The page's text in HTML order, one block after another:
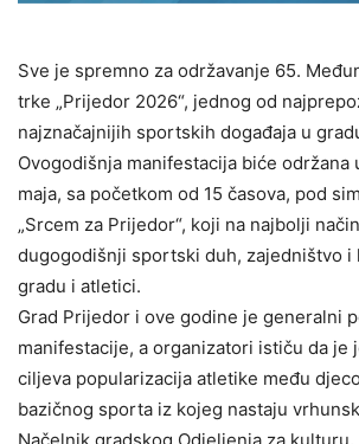
Sve je spremno za održavanje 65.
trke „Prijedor 2026“, jednog od
najznačajnijih sportskih događaja u
Ovogodišnja manifestacija biće održana
maja, sa početkom od 15 časova, pod
„Srcem za Prijedor“, koji na najbolji
dugogodišnji sportski duh, zajedništvo i
gradu i atletici.
Grad Prijedor i ove godine je generalni
manifestacije, a organizatori ističu da je
ciljeva popularizacija atletike među
bazičnog sporta iz kojeg nastaju